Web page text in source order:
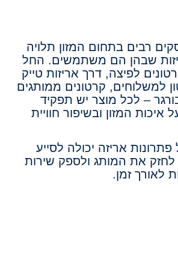
רבים בתחום המזון תלויה
שבהן הם משתמשים. החל
לפיצה, דרך אריזות טייק
למשלוחים, קרטונים ממותגים
– לכל מוצר יש תפקיד
המזון ובשיפור חוויית
אריזה יכולה לסייע
את המותג ולספק שירות
לאורך זמן.